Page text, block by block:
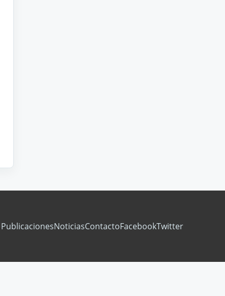
PublicacionesNoticiasContactoFacebookTwitter